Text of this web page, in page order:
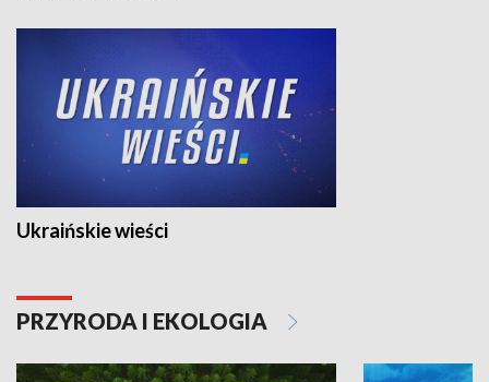
Ukraińskie wieści
PRZYRODA I EKOLOGIA